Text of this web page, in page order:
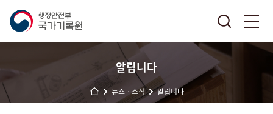
알립니다
뉴스ㆍ소식 알립니다